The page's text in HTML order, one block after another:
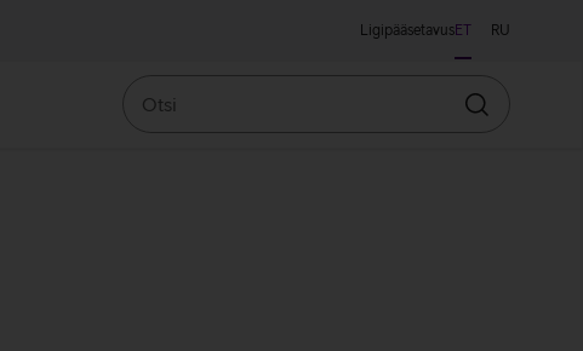
LigipääsetavusET RU
Otsin